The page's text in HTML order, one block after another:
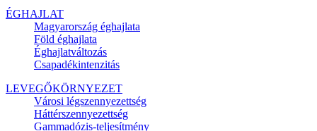
ÉGHAJLAT
Magyarország éghajlata
Föld éghajlata
Éghajlatváltozás
Csapadékintenzitás
LEVEGŐKÖRNYEZET
Városi légszennyezettség
Háttérszennyezettség
Gammadózis-teljesítmény